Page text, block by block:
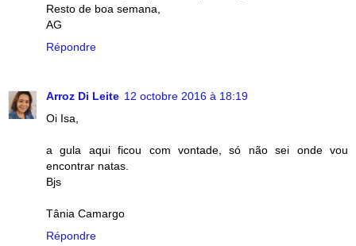
Resto de boa semana,
AG
Répondre
Arroz Di Leite 12 octobre 2016 à 18:19
Oi Isa,
a gula aqui ficou com vontade, só não sei onde vou
encontrar natas.
Bjs
Tânia Camargo
Répondre